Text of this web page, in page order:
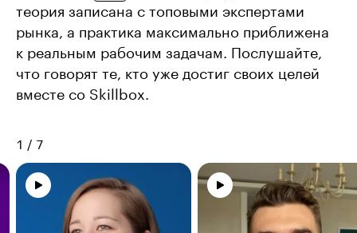
теория записана с топовыми экспертами
рынка, а практика максимально приближена
к реальным рабочим задачам. Послушайте,
что говорят те, кто уже достиг своих целей
вместе со Skillbox.
1 / 7